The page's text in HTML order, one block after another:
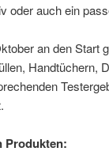
oder auch ein
an den Start
Handtüchern,
Produkten: